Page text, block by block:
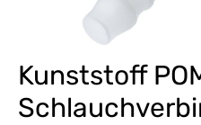
Kunststoff